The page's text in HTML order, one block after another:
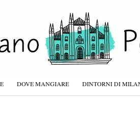
DOVE MANGIARE DINTORNI DI